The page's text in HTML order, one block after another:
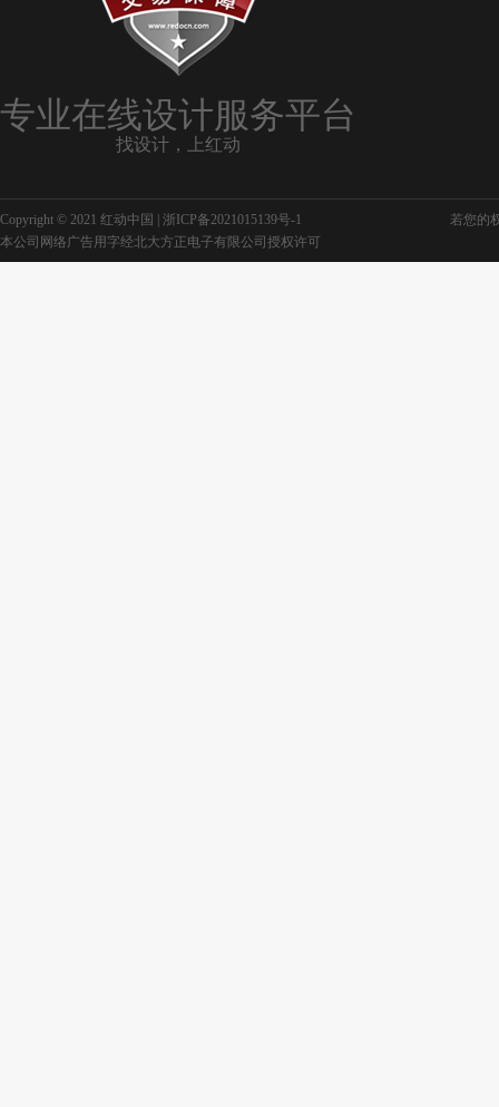
专业在线设计服务平台
找设计，上红动
Copyright © 2021 红动中国 | 浙ICP备2021015139号-1
若您的
本公司网络广告用字经北大方正电子有限公司授权许可